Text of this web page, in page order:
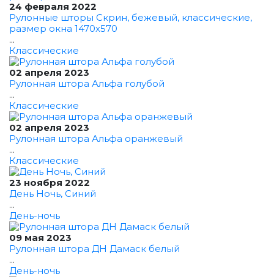
24 февраля 2022
Рулонные шторы Скрин, бежевый, классические,
размер окна 1470x570
...
Классические
02 апреля 2023
Рулонная штора Альфа голубой
...
Классические
02 апреля 2023
Рулонная штора Альфа оранжевый
...
Классические
23 ноября 2022
День Ночь, Синий
...
День-ночь
09 мая 2023
Рулонная штора ДН Дамаск белый
...
День-ночь